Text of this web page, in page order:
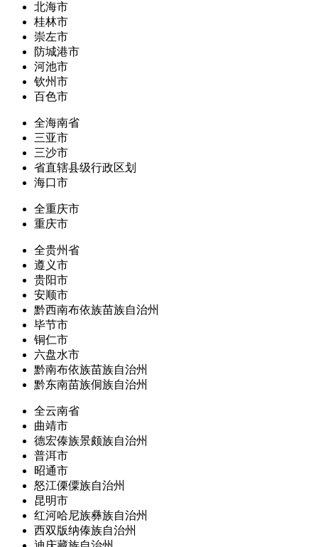
北海市
桂林市
崇左市
防城港市
河池市
钦州市
百色市
全海南省
三亚市
三沙市
省直辖县级行政区划
海口市
全重庆市
重庆市
全贵州省
遵义市
贵阳市
安顺市
黔西南布依族苗族自治州
毕节市
铜仁市
六盘水市
黔南布依族苗族自治州
黔东南苗族侗族自治州
全云南省
曲靖市
德宏傣族景颇族自治州
普洱市
昭通市
怒江傈僳族自治州
昆明市
红河哈尼族彝族自治州
西双版纳傣族自治州